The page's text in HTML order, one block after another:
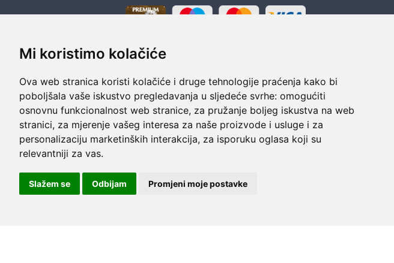
Mi koristimo kolačiće
Ova web stranica koristi kolačiće i druge tehnologije praćenja kako bi
poboljšala vaše iskustvo pregledavanja u sljedeće svrhe: omogućiti
osnovnu funkcionalnost web stranice, za pružanje boljeg iskustva na web
stranici, za mjerenje vašeg interesa za naše proizvode i usluge i za
personalizaciju marketinških interakcija, za isporuku oglasa koji su
relevantniji za vas.
Slažem se Odbijam Promjeni moje postavke
24/7 odlična podrška
Naši agenti uvijek na raspolaganju